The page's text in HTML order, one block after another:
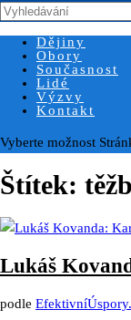
Dějiny
Obory
Současnost
Lidé
Výzvy
Kontakt
Vyberte možnost
Štítek:
Lukáš
podle